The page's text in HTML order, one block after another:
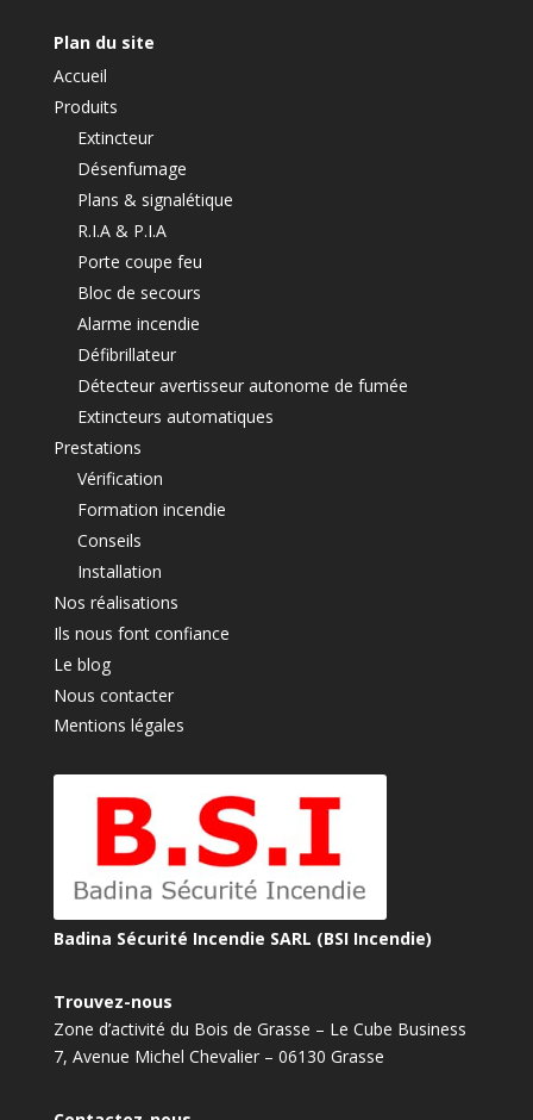
Plan du site
Accueil
Produits
Extincteur
Désenfumage
Plans & signalétique
R.I.A & P.I.A
Porte coupe feu
Bloc de secours
Alarme incendie
Défibrillateur
Détecteur avertisseur autonome de fumée
Extincteurs automatiques
Prestations
Vérification
Formation incendie
Conseils
Installation
Nos réalisations
Ils nous font confiance
Le blog
Nous contacter
Mentions légales
Badina Sécurité Incendie SARL (BSI Incendie)
Trouvez-nous
Zone d’activité du Bois de Grasse – Le Cube Business
7, Avenue Michel Chevalier – 06130 Grasse